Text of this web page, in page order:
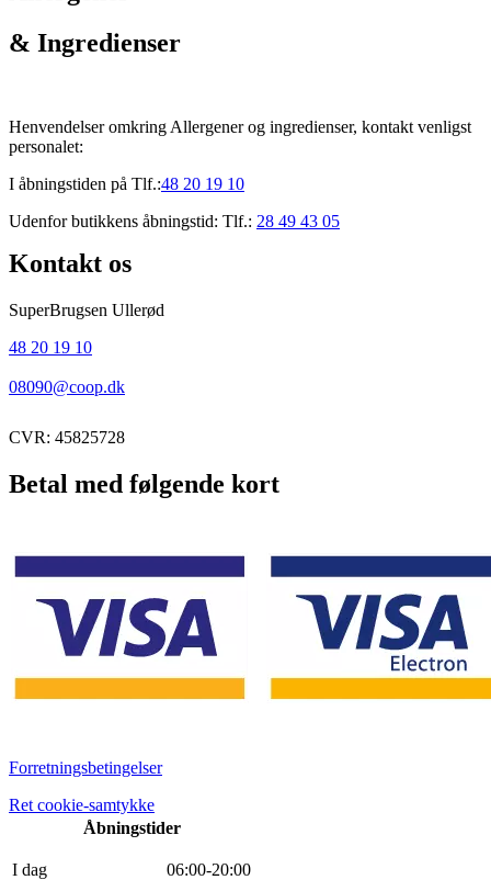
& Ingredienser
Henvendelser omkring Allergener og ingredienser, kontakt venligst
personalet:
I åbningstiden på Tlf.:48 20 19 10
Udenfor butikkens åbningstid: Tlf.: 28 49 43 05
Kontakt os
SuperBrugsen Ullerød
48 20 19 10
08090@coop.dk
CVR: 45825728
Betal med følgende kort
Forretningsbetingelser
Ret cookie-samtykke
Åbningstider
I dag 06:00-20:00